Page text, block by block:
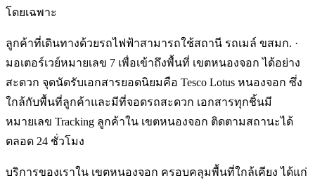
โดยเฉพาะ
ลูกค้าที่เดินทางด้วยรถไฟฟ้าสามารถใช้สถานี รถเมล์ ขสมก. ·
มอเตอร์เวย์หมายเลข 7 เพื่อเข้าถึงพื้นที่ เขตหนองจอก ได้อย่าง
สะดวก จุดนัดรับเอกสารยอดนิยมคือ Tesco Lotus หนองจอก ซึ่ง
ใกล้กับพื้นที่ลูกค้าและมีที่จอดรถสะดวก เอกสารทุกชิ้นมี
หมายเลข Tracking ลูกค้าใน เขตหนองจอก ติดตามสถานะได้
ตลอด 24 ชั่วโมง
บริการของเราใน เขตหนองจอก ครอบคลุมพื้นที่ใกล้เคียง ได้แก่